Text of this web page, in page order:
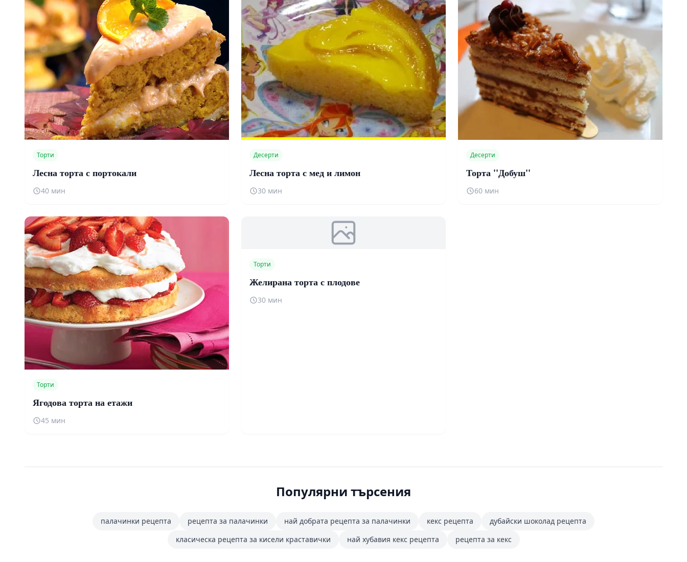
Торти
Лесна торта с портокали
40 мин
Десерти
Лесна торта с мед и лимон
30 мин
Десерти
Торта ''Добуш''
60 мин
Торти
Ягодова торта на етажи
45 мин
Торти
Желирана торта с плодове
30 мин
Популярни търсения
палачинки рецепта рецепта за палачинки най добрата рецепта за палачинки кекс рецепта
дубайски шоколад рецепта
класическа рецепта за кисели краставички
най хубавия кекс рецепта рецепта за кекс